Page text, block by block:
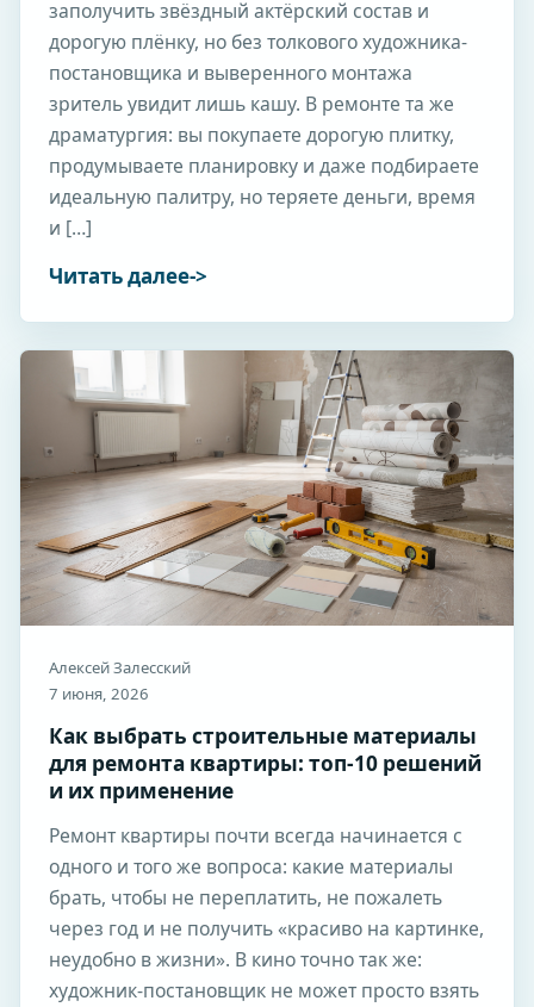
заполучить звёздный актёрский состав и
дорогую плёнку, но без толкового художника-
постановщика и выверенного монтажа
зритель увидит лишь кашу. В ремонте та же
драматургия: вы покупаете дорогую плитку,
продумываете планировку и даже подбираете
идеальную палитру, но теряете деньги, время
и […]
Читать далее
Алексей Залесский
7 июня, 2026
Как выбрать строительные материалы
для ремонта квартиры: топ-10 решений
и их применение
Ремонт квартиры почти всегда начинается с
одного и того же вопроса: какие материалы
брать, чтобы не переплатить, не пожалеть
через год и не получить «красиво на картинке,
неудобно в жизни». В кино точно так же:
художник-постановщик не может просто взять